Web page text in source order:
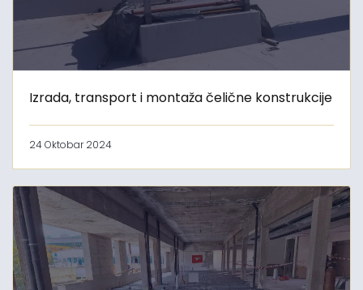
Izrada, transport i montaža čelične konstrukcije
24 Oktobar 2024